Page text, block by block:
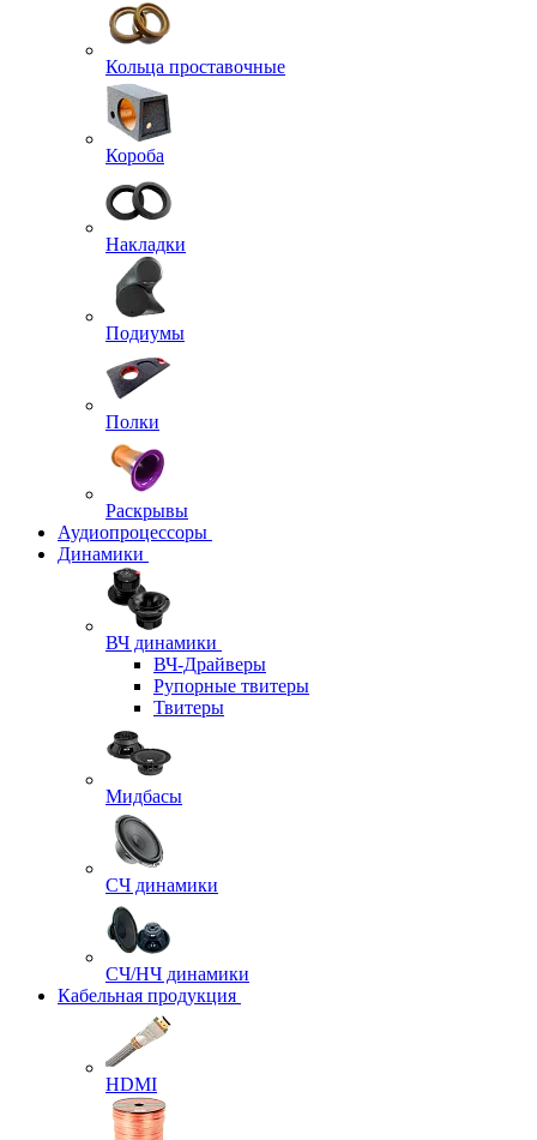
Кольца проставочные
Короба
Накладки
Подиумы
Полки
Раскрывы
Аудиопроцессоры
Динамики
ВЧ динамики
ВЧ-Драйверы
Рупорные твитеры
Твитеры
Мидбасы
СЧ динамики
СЧ/НЧ динамики
Кабельная продукция
HDMI